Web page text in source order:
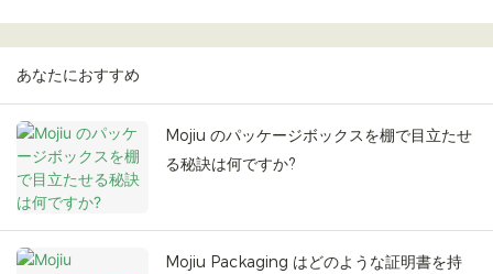
あなたにおすすめ
Mojiu のパッケージボックスを棚で目立たせ
る秘訣は何ですか?
Mojiu Packaging はどのような証明書を持